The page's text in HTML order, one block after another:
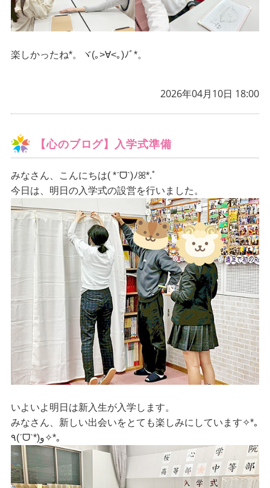
楽しかったね*。ヾ(｡>∀<｡)ﾉﾞ*。
2026年04月10日 18:00
【心のブログ】入学式準備
みなさん、こんにちは( *ˊᗜˋ)ﾉꕤ*.ﾟ
今日は、明日の入学式の設営を行いました。
いよいよ明日は新入生が入学します。
みなさん、新しい出会いをとても楽しみにしています✧*｡
٩(ˊᗜˋ*)و✧*｡